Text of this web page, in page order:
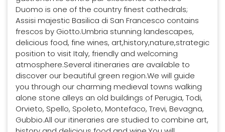
Duomo is one of the country finest cathedrals;
Assisi majestic Basilica di San Francesco contains
frescos by Giotto.Umbria stunning landescapes,
delicious food, fine wines, art,history,nature,strategic
position to visit Italy, friendly and welcoming
atmosphere.Several itineraries are available to
discover our beautiful green region.We will guide
you through our charming medieval towns walking
alone stone alleys an old buildings of Perugia, Todi,
Orvieto, Spello, Spoleto, Montefaco, Trevi, Bevagna,
Gubbio.All our itineraries are studied to combine art,